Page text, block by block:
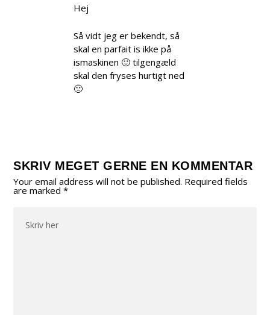
Hej
Så vidt jeg er bekendt, så
skal en parfait is ikke på
ismaskinen 🙂 tilgengæld
skal den fryses hurtigt ned
🙁
SKRIV MEGET GERNE EN KOMMENTAR
Your email address will not be published. Required fields
are marked*